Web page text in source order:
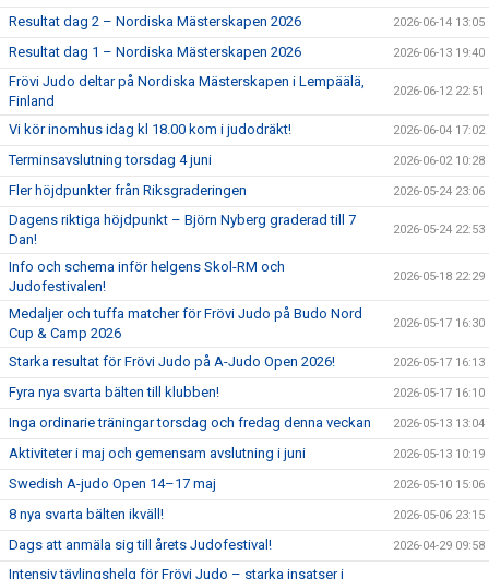
Resultat dag 2 – Nordiska Mästerskapen 2026 2026-06-14 13:05
Resultat dag 1 – Nordiska Mästerskapen 2026 2026-06-13 19:40
Frövi Judo deltar på Nordiska Mästerskapen i Lempäälä,
Finland
2026-06-12 22:51
Vi kör inomhus idag kl 18.00 kom i judodräkt! 2026-06-04 17:02
Terminsavslutning torsdag 4 juni 2026-06-02 10:28
Fler höjdpunkter från Riksgraderingen 2026-05-24 23:06
Dagens riktiga höjdpunkt – Björn Nyberg graderad till 7
Dan!
2026-05-24 22:53
Info och schema inför helgens Skol-RM och
Judofestivalen!
2026-05-18 22:29
Medaljer och tuffa matcher för Frövi Judo på Budo Nord
Cup & Camp 2026
2026-05-17 16:30
Starka resultat för Frövi Judo på A-Judo Open 2026! 2026-05-17 16:13
Fyra nya svarta bälten till klubben! 2026-05-17 16:10
Inga ordinarie träningar torsdag och fredag denna veckan 2026-05-13 13:04
Aktiviteter i maj och gemensam avslutning i juni 2026-05-13 10:19
Swedish A-judo Open 14–17 maj 2026-05-10 15:06
8 nya svarta bälten ikväll! 2026-05-06 23:15
Dags att anmäla sig till årets Judofestival! 2026-04-29 09:58
Intensiv tävlingshelg för Frövi Judo – starka insatser i